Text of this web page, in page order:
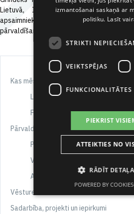
Kas mēs esam?
Logo un simbols
Foto
Pārvalde un vadība
Padome
Valde
Akcionāri
Vēsture
Sadarbība, projekti un iepirkumi
Lietuvā, Igaunijā, ASV, Kanādā,
apsaimniekošanas projekti ir atbildīgi par
pārvaldīšanu.
izmantošanai saskaņā ar
politiku. Lasīt
STRIKTI
VEIKTSPĒJAS
FUNKCIONALITĀTES
PIEKRIST
ATTEIKTIES NO
RĀDĪT
POWERED BY